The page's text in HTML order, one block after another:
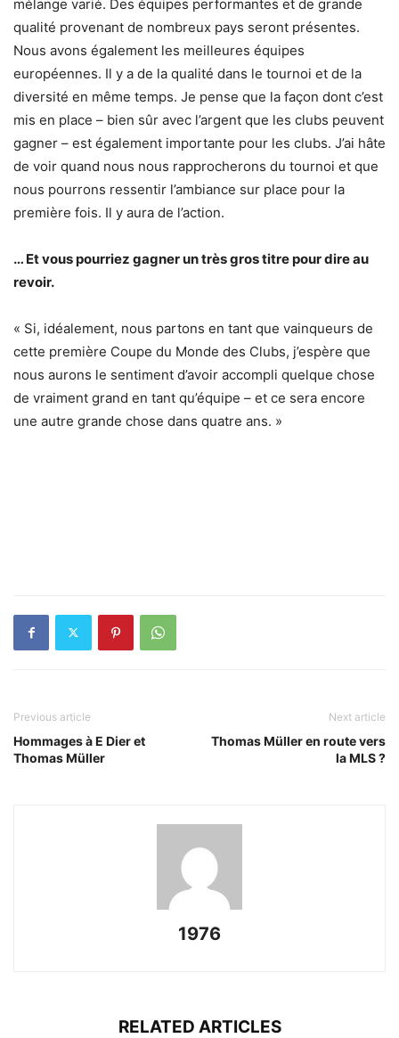
mélange varié. Des équipes performantes et de grande
qualité provenant de nombreux pays seront présentes.
Nous avons également les meilleures équipes
européennes. Il y a de la qualité dans le tournoi et de la
diversité en même temps. Je pense que la façon dont c’est
mis en place – bien sûr avec l’argent que les clubs peuvent
gagner – est également importante pour les clubs. J’ai hâte
de voir quand nous nous rapprocherons du tournoi et que
nous pourrons ressentir l’ambiance sur place pour la
première fois. Il y aura de l’action.
… Et vous pourriez gagner un très gros titre pour dire au
revoir.
« Si, idéalement, nous partons en tant que vainqueurs de
cette première Coupe du Monde des Clubs, j’espère que
nous aurons le sentiment d’avoir accompli quelque chose
de vraiment grand en tant qu’équipe – et ce sera encore
une autre grande chose dans quatre ans. »
Previous article
Hommages à E Dier et
Thomas Müller
Next article
Thomas Müller en route vers
la MLS ?
1976
RELATED ARTICLES